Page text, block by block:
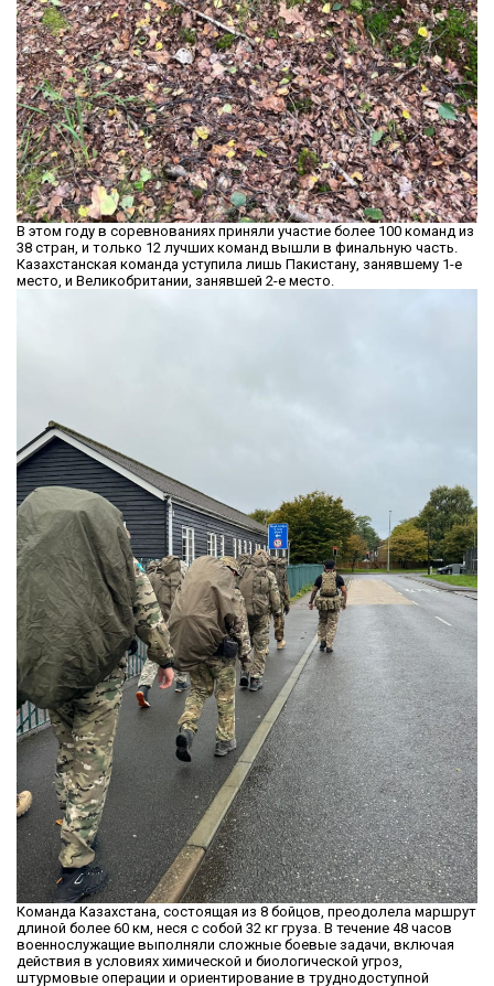
В этом году в соревнованиях приняли участие более 100 команд из
38 стран, и только 12 лучших команд вышли в финальную часть.
Казахстанская команда уступила лишь Пакистану, занявшему 1-е
место, и Великобритании, занявшей 2-е место.
Команда Казахстана, состоящая из 8 бойцов, преодолела маршрут
длиной более 60 км, неся с собой 32 кг груза. В течение 48 часов
военнослужащие выполняли сложные боевые задачи, включая
действия в условиях химической и биологической угроз,
штурмовые операции и ориентирование в труднодоступной